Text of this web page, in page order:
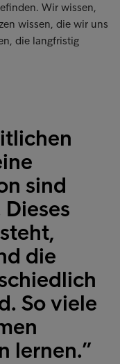
Wir wissen,
wissen, die wir uns
die langfristig
sind
die
So viele
lernen.”